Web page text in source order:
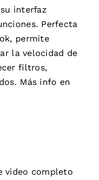
interfaz
Perfecta
permite
la velocidad de
filtros,
Más info en
video completo